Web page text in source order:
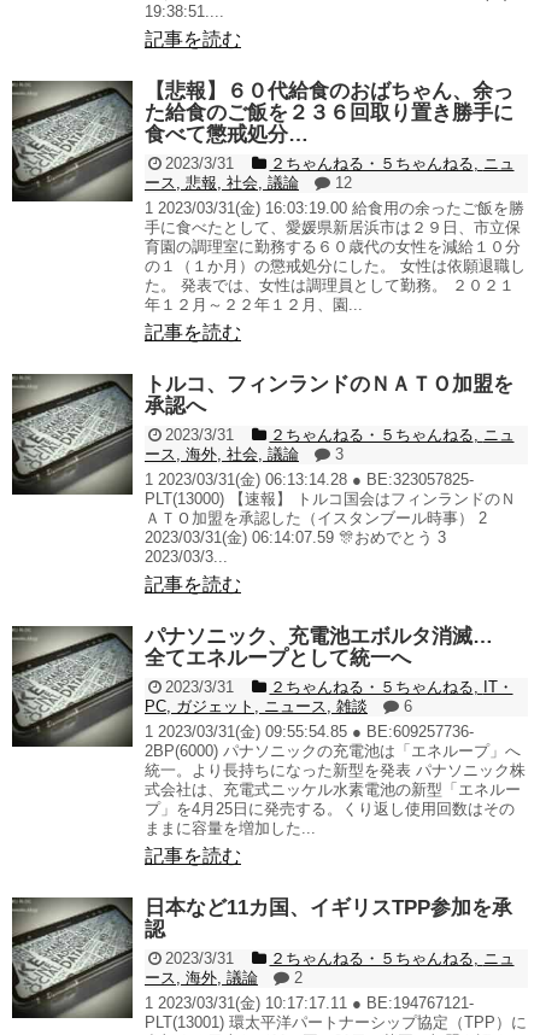
19:38:51....
記事を読む
【悲報】６０代給食のおばちゃん、余っ
た給食のご飯を２３６回取り置き勝手に
食べて懲戒処分…
2023/3/31 ２ちゃんねる・５ちゃんねる
ニュ
ース
悲報 社会 議論
12
1 2023/03/31(金) 16:03:19.00 給食用の余ったご飯を勝
手に食べたとして、愛媛県新居浜市は２９日、市立保
育園の調理室に勤務する６０歳代の女性を減給１０分
の１（１か月）の懲戒処分にした。 女性は依願退職し
た。 発表では、女性は調理員として勤務。 ２０２１
年１２月～２２年１２月、園...
記事を読む
トルコ、フィンランドのＮＡＴＯ加盟を
承認へ
2023/3/31 ２ちゃんねる・５ちゃんねる
ニュ
ース
海外 社会 議論
3
1 2023/03/31(金) 06:13:14.28 ● BE:323057825-
PLT(13000) 【速報】 トルコ国会はフィンランドのＮ
ＡＴＯ加盟を承認した（イスタンブール時事） 2
2023/03/31(金) 06:14:07.59 🎊おめでとう 3
2023/03/3...
記事を読む
パナソニック、充電池エボルタ消滅…
全てエネループとして統一へ
2023/3/31 ２ちゃんねる・５ちゃんねる
IT・
PC ガジェット ニュース 雑談
6
1 2023/03/31(金) 09:55:54.85 ● BE:609257736-
2BP(6000) パナソニックの充電池は「エネループ」へ
統一。より長持ちになった新型を発表 パナソニック株
式会社は、充電式ニッケル水素電池の新型「エネルー
プ」を4月25日に発売する。くり返し使用回数はその
ままに容量を増加した...
記事を読む
日本など11カ国、イギリスTPP参加を承
認
2023/3/31 ２ちゃんねる・５ちゃんねる
ニュ
ース
海外 議論
2
1 2023/03/31(金) 10:17:17.11 ● BE:194767121-
PLT(13001) 環太平洋パートナーシップ協定（TPP）に